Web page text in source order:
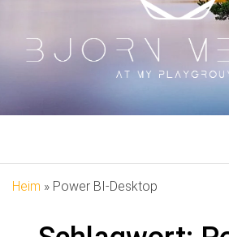
Auf meinem Spielplatz
Heim » Power BI-Desktop